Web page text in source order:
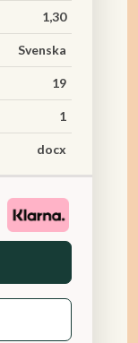
1,30
Svenska
19
1
docx